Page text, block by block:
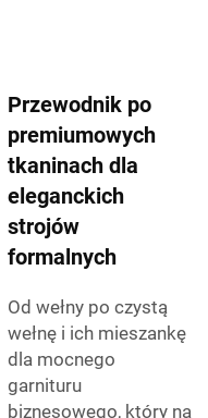
Przewodnik po
premiumowych
tkaninach dla
eleganckich
strojów
formalnych
Od wełny po czystą
wełnę i ich mieszankę
dla mocnego
garnituru
biznesowego, który na